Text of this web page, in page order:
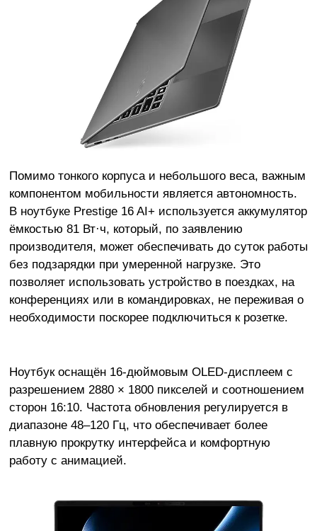
Помимо тонкого корпуса и небольшого веса, важным
компонентом мобильности является автономность.
В ноутбуке Prestige 16 AI+ используется аккумулятор
ёмкостью 81 Вт·ч, который, по заявлению
производителя, может обеспечивать до суток работы
без подзарядки при умеренной нагрузке. Это
позволяет использовать устройство в поездках, на
конференциях или в командировках, не переживая о
необходимости поскорее подключиться к розетке.
Ноутбук оснащён 16-дюймовым OLED-дисплеем с
разрешением 2880 × 1800 пикселей и соотношением
сторон 16:10. Частота обновления регулируется в
диапазоне 48–120 Гц, что обеспечивает более
плавную прокрутку интерфейса и комфортную
работу с анимацией.